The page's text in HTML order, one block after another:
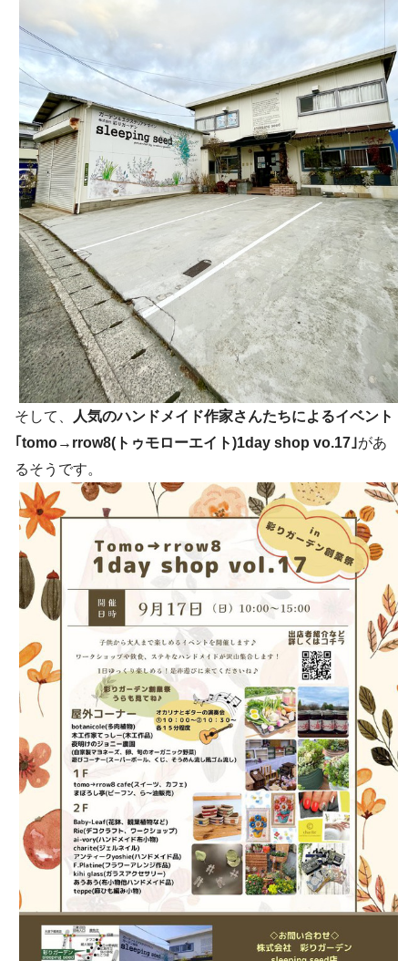
そして、
人気のハンドメイド作家さんたちによるイベント
｢tomo→rrow8(トゥモローエイト)1day shop vo.17｣があ
るそうです。